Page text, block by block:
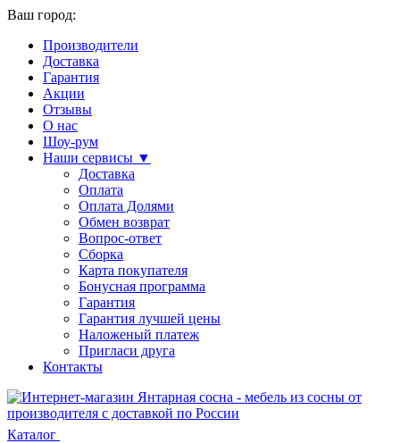
Ваш город:
Производители
Доставка
Гарантия
Акции
Отзывы
О нас
Шоу-рум
Наши сервисы ▼
Доставка
Оплата
Оплата Долями
Обмен возврат
Вопрос-ответ
Сборка
Карта покупателя
Бонусная программа
Гарантия
Гарантия лучшей цены
Наложеный платеж
Пригласи друга
Контакты
Каталог